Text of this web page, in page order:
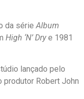
da sérieAlbum
High ‘N’ Drye 1981
lançado pelo
produtor Robert John